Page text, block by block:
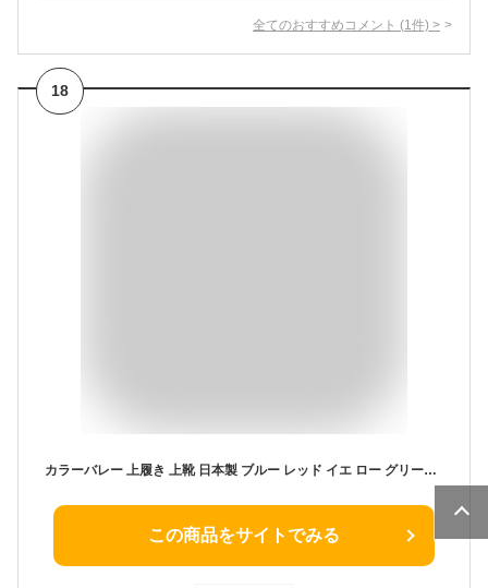
全てのおすすめコメント (1 件) >
18
カラーバレー 上履き 上靴 日本製 ブルー レッド イエ ロー グリーン ピンク (25.0, ブルー)
この商品をサイトでみる